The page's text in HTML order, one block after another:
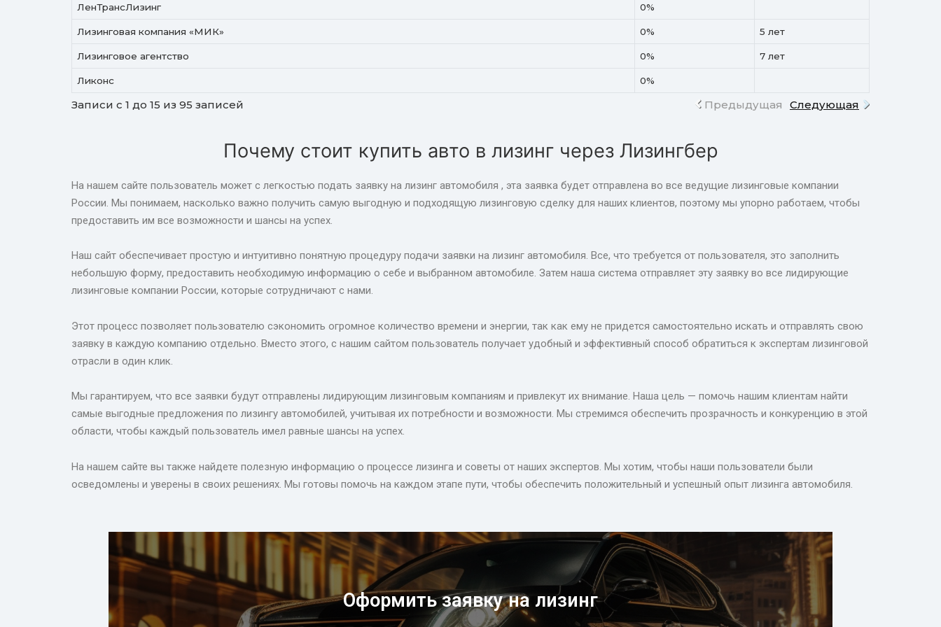
ЛенТрансЛизинг 0%
Лизинговая компания «МИК» 0% 5 лет
Лизинговое агентство 0% 7 лет
Ликонс 0%
Записи с 1 до 15 из 95 записей Предыдущая Следующая
Почему стоит купить авто в лизинг через Лизингбер
На нашем сайте пользователь может с легкостью подать заявку на лизинг автомобиля , эта заявка будет отправлена во все ведущие лизинговые компании
России. Мы понимаем, насколько важно получить самую выгодную и подходящую лизинговую сделку для наших клиентов, поэтому мы упорно работаем, чтобы
предоставить им все возможности и шансы на успех.
Наш сайт обеспечивает простую и интуитивно понятную процедуру подачи заявки на лизинг автомобиля. Все, что требуется от пользователя, это заполнить
небольшую форму, предоставить необходимую информацию о себе и выбранном автомобиле. Затем наша система отправляет эту заявку во все лидирующие
лизинговые компании России, которые сотрудничают с нами.
Этот процесс позволяет пользователю сэкономить огромное количество времени и энергии, так как ему не придется самостоятельно искать и отправлять свою
заявку в каждую компанию отдельно. Вместо этого, с нашим сайтом пользователь получает удобный и эффективный способ обратиться к экспертам лизинговой
отрасли в один клик.
Мы гарантируем, что все заявки будут отправлены лидирующим лизинговым компаниям и привлекут их внимание. Наша цель — помочь нашим клиентам найти
самые выгодные предложения по лизингу автомобилей, учитывая их потребности и возможности. Мы стремимся обеспечить прозрачность и конкуренцию в этой
области, чтобы каждый пользователь имел равные шансы на успех.
На нашем сайте вы также найдете полезную информацию о процессе лизинга и советы от наших экспертов. Мы хотим, чтобы наши пользователи были
осведомлены и уверены в своих решениях. Мы готовы помочь на каждом этапе пути, чтобы обеспечить положительный и успешный опыт лизинга автомобиля.
Оформить заявку на лизинг